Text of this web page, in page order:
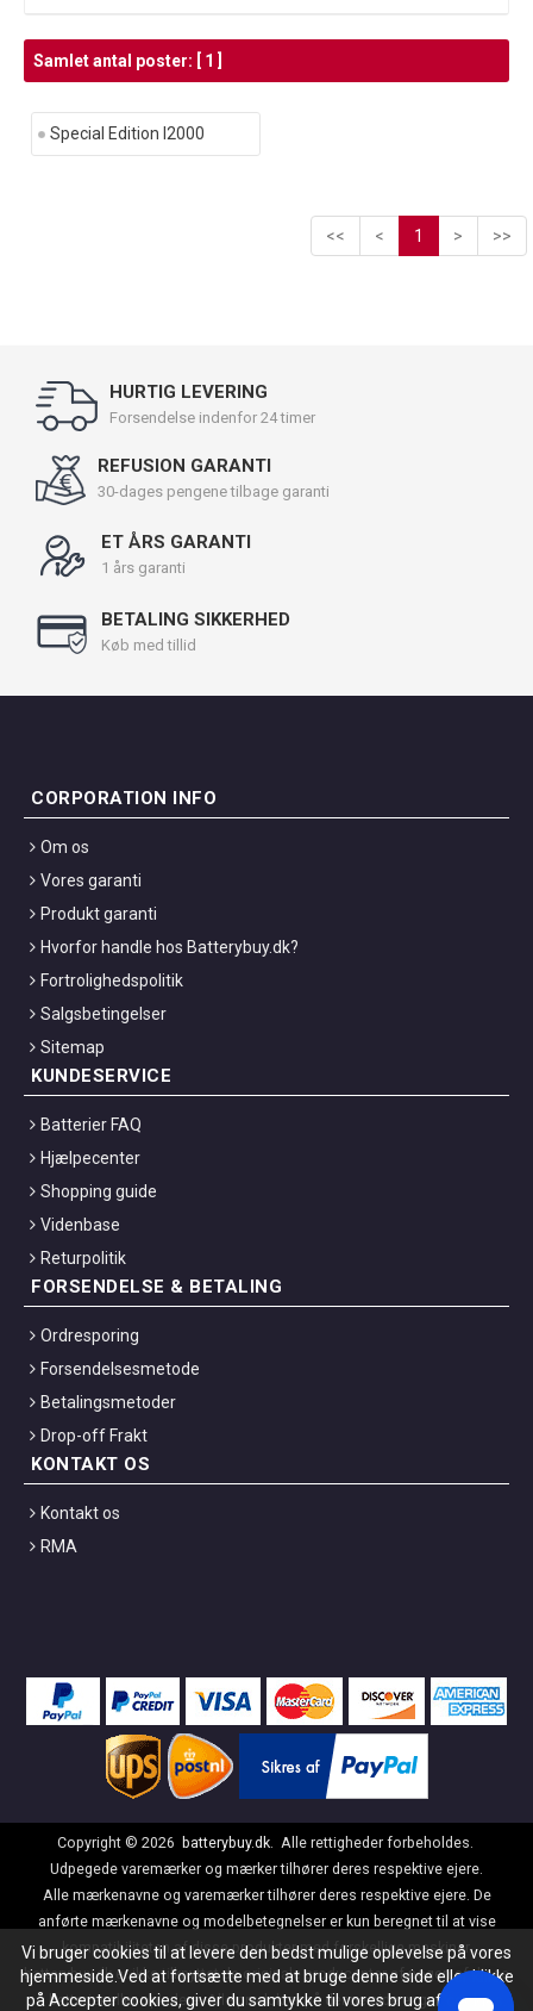
Samlet antal poster: [ 1 ]
Special Edition l2000
<< < 1 > >>
HURTIG LEVERING
Forsendelse indenfor 24 timer
REFUSION GARANTI
30-dages pengene tilbage garanti
ET ÅRS GARANTI
1 års garanti
BETALING SIKKERHED
Køb med tillid
CORPORATION INFO
Om os
Vores garanti
Produkt garanti
Hvorfor handle hos Batterybuy.dk?
Fortrolighedspolitik
Salgsbetingelser
Sitemap
KUNDESERVICE
Batterier FAQ
Hjælpecenter
Shopping guide
Videnbase
Returpolitik
FORSENDELSE & BETALING
Ordresporing
Forsendelsesmetode
Betalingsmetoder
Drop-off Frakt
KONTAKT OS
Kontakt os
RMA
Copyright © 2026 batterybuy.dk. Alle rettigheder forbeholdes.
Udpegede varemærker og mærker tilhører deres respektive ejere.
Alle mærkenavne og varemærker tilhører deres respektive ejere. De
anførte mærkenavne og modelbetegnelser er kun beregnet til at vise
kompatibiliteten af disse produkter med forskellige maskiner.
batterybuy.dk er ikke tilknyttet de originale producenter af nogen af disse
batterier eller opladere. Alle produkter på denne side er generiske
Vi bruger cookies til at levere den bedst mulige oplevelse på vores
hjemmeside.Ved at fortsætte med at bruge denne side eller klikke
på Accepter cookies, giver du samtykke til vores brug af cookies.